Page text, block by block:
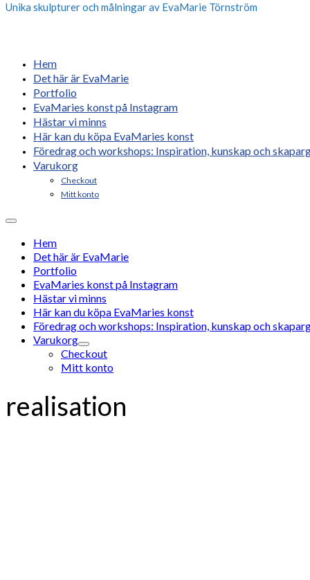
Unika skulpturer och målningar av EvaMarie Törnström
Hem
Det här är EvaMarie
Portfolio
EvaMaries konst på Instagram
Hästar vi minns
Här kan du köpa EvaMaries konst
Föredrag och workshops: Inspiration, kunskap och
Varukorg
Checkout
Mitt konto
Hem
Det här är EvaMarie
Portfolio
EvaMaries konst på Instagram
Hästar vi minns
Här kan du köpa EvaMaries konst
Föredrag och workshops: Inspiration, kunskap och
Varukorg
Checkout
Mitt konto
realisation